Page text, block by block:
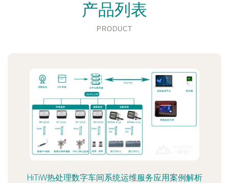
产品列表
PRODUCT
HiTiW热处理数字车间系统运维服务应用案例解析